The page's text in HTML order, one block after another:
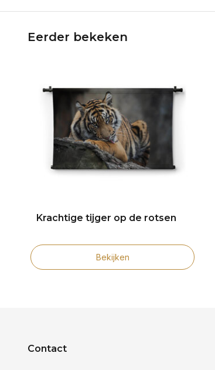
Eerder bekeken
Krachtige tijger op de rotsen
Bekijken
Contact